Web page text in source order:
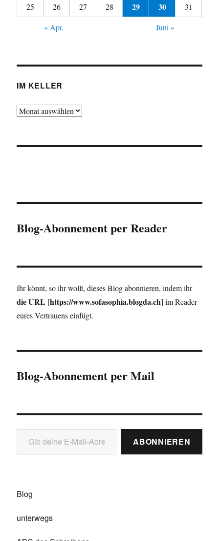
25
26 27 28 29 30
31
« Apr.
Juni »
IM KELLER
Im
Blog-Abonnement per Reader
Ihr könnt, so ihr wollt, dieses Blog abonnieren, indem ihr
die URL [https://www.sofasophia.blogda.ch] im Reader
eures Vertrauens einfügt.
Blog-Abonnement per Mail
Gib deine E-Mail-Adresse ein ...
ABONNIEREN
Blog
unterwegs